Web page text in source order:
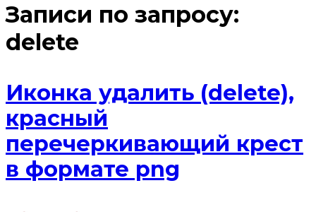
Записи по запросу:
delete
Иконка удалить (delete),
красный
перечеркивающий крест
в формате png